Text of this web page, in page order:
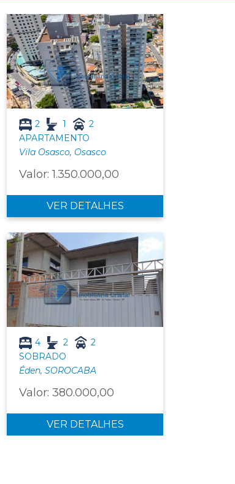
2 1
2
APARTAMENTO
Vila Osasco, Osasco
Valor: 1.350.000,00
VER DETALHES
4 2
2
SOBRADO
Éden, SOROCABA
Valor: 380.000,00
VER DETALHES